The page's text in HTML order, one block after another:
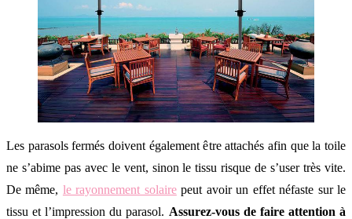
Les parasols fermés doivent également être attachés afin que la toile
ne s’abime pas avec le vent, sinon le tissu risque de s’user très vite.
De même, le rayonnement solairepeut avoir un effet néfaste sur le
tissu et l’impression du parasol. Assurez-vous de faire attention à